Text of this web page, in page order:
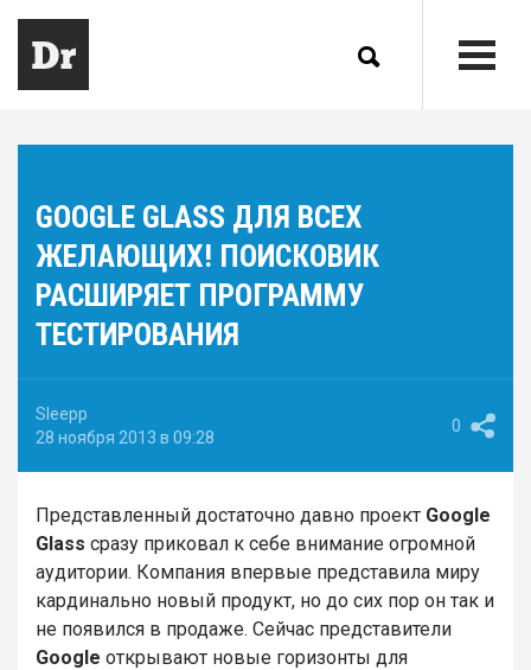
GOOGLE GLASS ДЛЯ ВСЕХ
ЖЕЛАЮЩИХ! ПОИСКОВИК
РАСШИРЯЕТ ПРОГРАММУ
ТЕСТИРОВАНИЯ
Sleepp
28 ноября 2013 в 09:28
0
Представленный достаточно давно проект Google
Glass сразу приковал к себе внимание огромной
аудитории. Компания впервые представила миру
кардинально новый продукт, но до сих пор он так и
не появился в продаже. Сейчас представители
Google открывают новые горизонты для